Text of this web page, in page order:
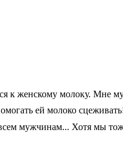
к женскому молоку. Мне
ей молоко
мужчинам... Хотя мы